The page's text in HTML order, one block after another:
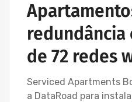
redundância
de 72 redes
Serviced Apartments
a DataRoad para